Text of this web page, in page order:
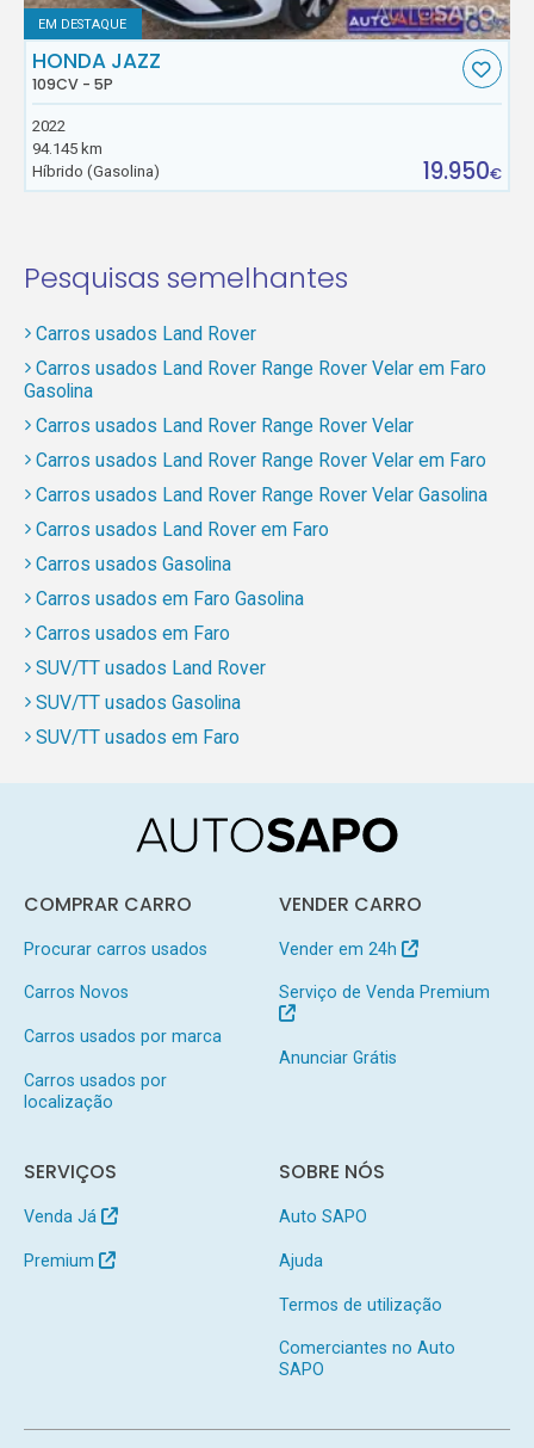
EM DESTAQUE
HONDA JAZZ
109CV - 5P
2022
94.145 km
Híbrido (Gasolina)
19.950€
Pesquisas semelhantes
Carros usados Land Rover
Carros usados Land Rover Range Rover Velar em Faro
Gasolina
Carros usados Land Rover Range Rover Velar
Carros usados Land Rover Range Rover Velar em Faro
Carros usados Land Rover Range Rover Velar Gasolina
Carros usados Land Rover em Faro
Carros usados Gasolina
Carros usados em Faro Gasolina
Carros usados em Faro
SUV/TT usados Land Rover
SUV/TT usados Gasolina
SUV/TT usados em Faro
COMPRAR CARRO
Procurar carros usados
Carros Novos
Carros usados por marca
Carros usados por
localização
VENDER CARRO
Vender em 24h
Serviço de Venda Premium
Anunciar Grátis
SERVIÇOS
Venda Já
Premium
SOBRE NÓS
Auto SAPO
Ajuda
Termos de utilização
Comerciantes no Auto
SAPO